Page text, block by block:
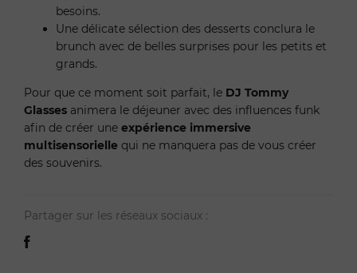
besoins.
Une délicate sélection des desserts conclura le
brunch avec de belles surprises pour les petits et
grands.
Pour que ce moment soit parfait, le DJ Tommy
Glasses animera le déjeuner avec des influences funk
afin de créer une expérience immersive
multisensorielle qui ne manquera pas de vous créer
des souvenirs.
Partager sur les réseaux sociaux :